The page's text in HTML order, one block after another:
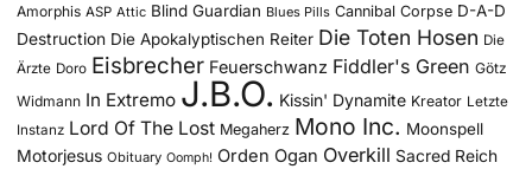
Amorphis ASP Attic Blind Guardian Blues Pills Cannibal Corpse D-A-D
Destruction Die Apokalyptischen Reiter Die Toten Hosen Die
Ärzte Doro Eisbrecher Feuerschwanz Fiddler's Green Götz
Widmann In Extremo J.B.O. Kissin' Dynamite Kreator Letzte
Instanz Lord Of The Lost Megaherz Mono Inc. Moonspell
Motorjesus Obituary Oomph! Orden Ogan Overkill Sacred Reich